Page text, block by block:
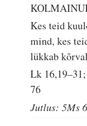
Kes teid
mind, kes
lükkab
Lk
76
Jutlus: 5Ms